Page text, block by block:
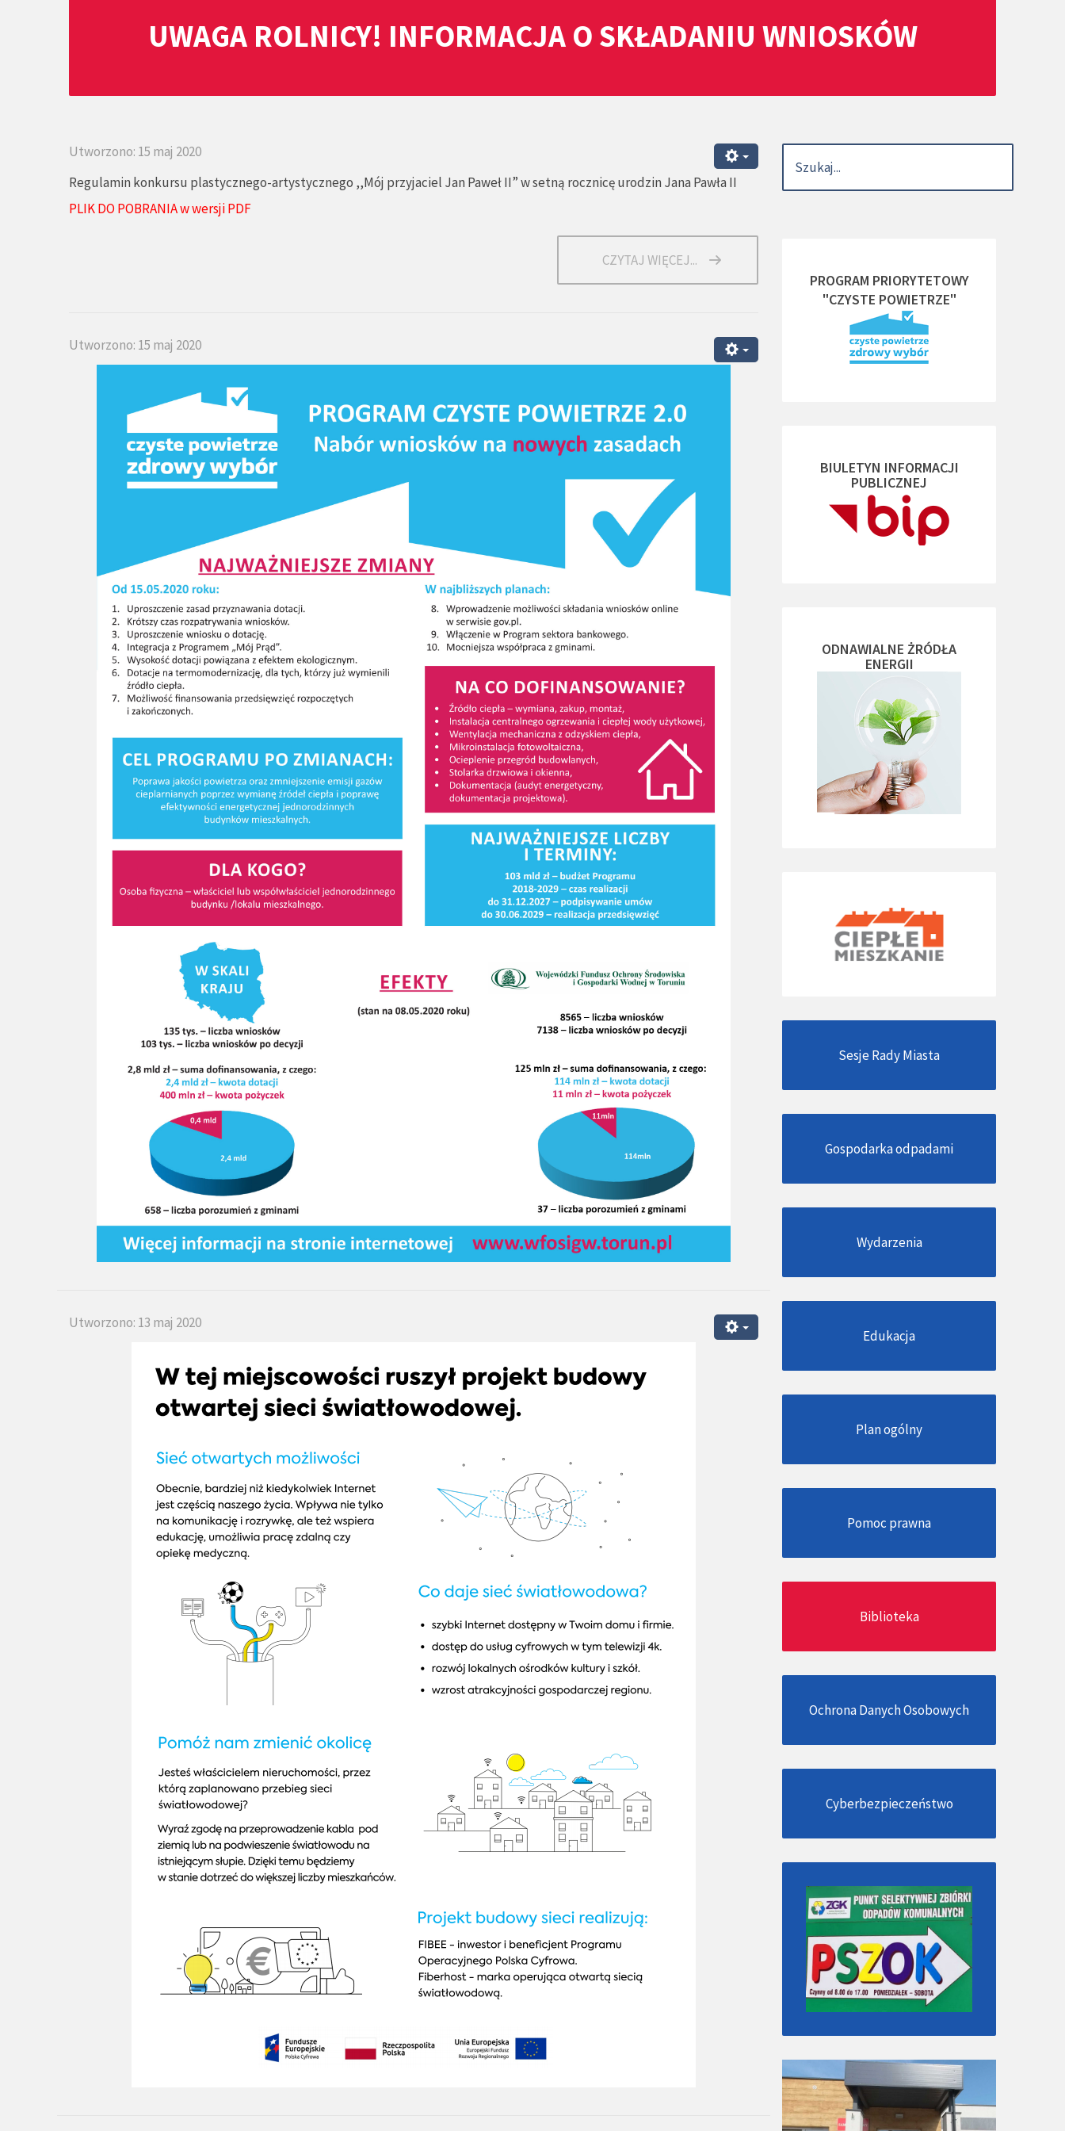
UWAGA ROLNICY! INFORMACJA O SKŁADANIU WNIOSKÓW
Utworzono: 15 maj 2020
Regulamin konkursu plastycznego-artystycznego ,,Mój przyjaciel Jan Paweł II” w setną rocznicę urodzin Jana Pawła II
PLIK DO POBRANIA w wersji PDF
CZYTAJ WIĘCEJ...
Utworzono: 15 maj 2020
Utworzono: 13 maj 2020
PROGRAM PRIORYTETOWY
"CZYSTE POWIETRZE"
BIULETYN INFORMACJI
PUBLICZNEJ
ODNAWIALNE ŻRÓDŁA
ENERGII
Sesje Rady Miasta
Gospodarka odpadami
Wydarzenia
Edukacja
Plan ogólny
Pomoc prawna
Biblioteka
Ochrona Danych Osobowych
Cyberbezpieczeństwo